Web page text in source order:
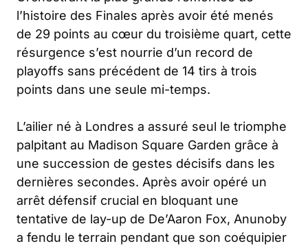
l’histoire des Finales après avoir été menés
de 29 points au cœur du troisième quart, cette
résurgence s’est nourrie d’un record de
playoffs sans précédent de 14 tirs à trois
points dans une seule mi-temps.
L’ailier né à Londres a assuré seul le triomphe
palpitant au Madison Square Garden grâce à
une succession de gestes décisifs dans les
dernières secondes. Après avoir opéré un
arrêt défensif crucial en bloquant une
tentative de lay-up de De’Aaron Fox, Anunoby
a fendu le terrain pendant que son coéquipier